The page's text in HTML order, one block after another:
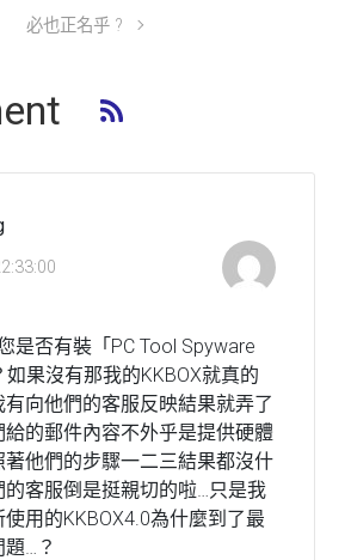
必也正名乎 ?
是否有裝「PC Tool Spyware
果沒有那我的KKBOX就真的
向他們的客服反映結果就弄了
的郵件內容不外乎是提供硬體
他們的步驟一二三結果都沒什
的客服倒是挺親切的啦…只是我
用的KKBOX4.0為什麼到了最
…？